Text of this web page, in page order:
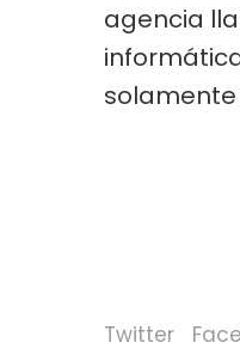
agencia
Twitter